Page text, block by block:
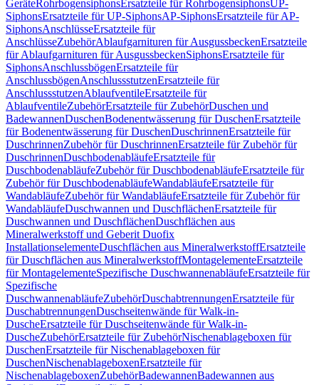
GeräteRohrbogensiphonsErsatzteile für RohrbogensiphonsUP-
SiphonsErsatzteile für UP-SiphonsAP-SiphonsErsatzteile für AP-
SiphonsAnschlüsseErsatzteile für
AnschlüsseZubehörAblaufgarnituren für AusgussbeckenErsatzteile
für Ablaufgarnituren für AusgussbeckenSiphonsErsatzteile für
SiphonsAnschlussbögenErsatzteile für
AnschlussbögenAnschlussstutzenErsatzteile für
AnschlussstutzenAblaufventileErsatzteile für
AblaufventileZubehörErsatzteile für ZubehörDuschen und
BadewannenDuschenBodenentwässerung für DuschenErsatzteile
für Bodenentwässerung für DuschenDuschrinnenErsatzteile für
DuschrinnenZubehör für DuschrinnenErsatzteile für Zubehör für
DuschrinnenDuschbodenabläufeErsatzteile für
DuschbodenabläufeZubehör für DuschbodenabläufeErsatzteile für
Zubehör für DuschbodenabläufeWandabläufeErsatzteile für
WandabläufeZubehör für WandabläufeErsatzteile für Zubehör für
WandabläufeDuschwannen und DuschflächenErsatzteile für
Duschwannen und DuschflächenDuschflächen aus
Mineralwerkstoff und Geberit Duofix
InstallationselementeDuschflächen aus MineralwerkstoffErsatzteile
für Duschflächen aus MineralwerkstoffMontagelementeErsatzteile
für MontagelementeSpezifische DuschwannenabläufeErsatzteile für
Spezifische
DuschwannenabläufeZubehörDuschabtrennungenErsatzteile für
DuschabtrennungenDuschseitenwände für Walk-in-
DuscheErsatzteile für Duschseitenwände für Walk-in-
DuscheZubehörErsatzteile für ZubehörNischenablageboxen für
DuschenErsatzteile für Nischenablageboxen für
DuschenNischenablageboxenErsatzteile für
NischenablageboxenZubehörBadewannenBadewannen aus